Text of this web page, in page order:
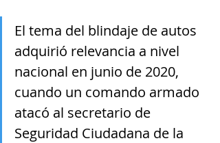
El tema del blindaje de autos
adquirió relevancia a nivel
nacional en junio de 2020,
cuando un comando armado
atacó al secretario de
Seguridad Ciudadana de la